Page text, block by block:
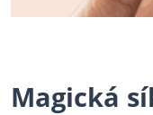
Magická